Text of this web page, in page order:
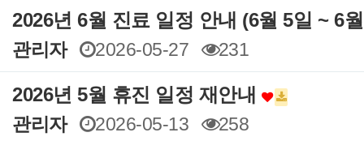
2026년 6월 진료 일정 안내 (6월 5일 ~ 6
관리자
2026-05-27 231
2026년 5월 휴진 일정 재안내
관리자
2026-05-13 258